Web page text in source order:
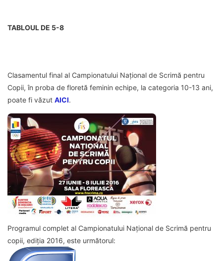
TABLOUL DE 5-8
Clasamentul final al Campionatului Național de Scrimă pentru
Copii, în proba de floretă feminin echipe, la categoria 10-13 ani,
poate fi văzut AICI.
Programul complet al Campionatului Național de Scrimă pentru
copii, ediția 2016, este următorul: